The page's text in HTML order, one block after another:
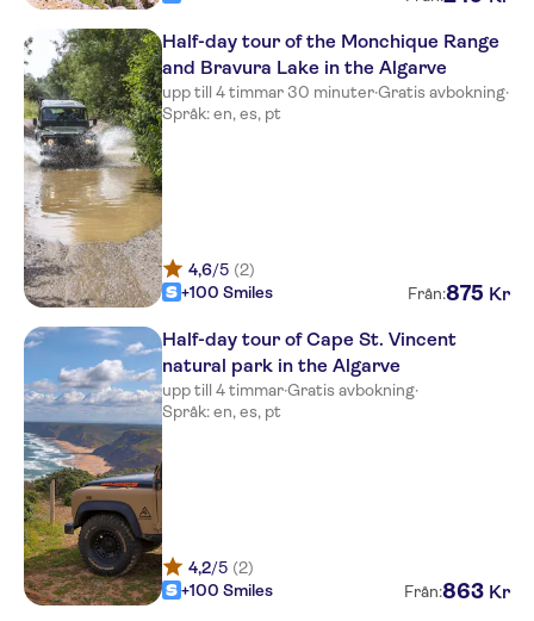
Estrela da Luz
Da Baleeira
Apartamentos Turisticos
Marsol
Via Don'Ana Hotel
Lagosmar Hotel
Azul Apartments
Golf & Spa
Vilamar Hotel
Casa Paula
Casa Mae
Sagres Time Apartamentos
Quinta dos Caracois
Pousada de Juventude Lagos
Half-day tour of the Monchique Range
and Bravura Lake in the Algarve
upp till 4 timmar 30 minuter·Gratis avbokning·
Språk: en, es, pt
4,6/5 (2)
+100 Smiles
Från:875 Kr
Half-day tour of Cape St. Vincent
natural park in the Algarve
upp till 4 timmar·Gratis avbokning·
Språk: en, es, pt
4,2/5 (2)
+100 Smiles
Från:863 Kr